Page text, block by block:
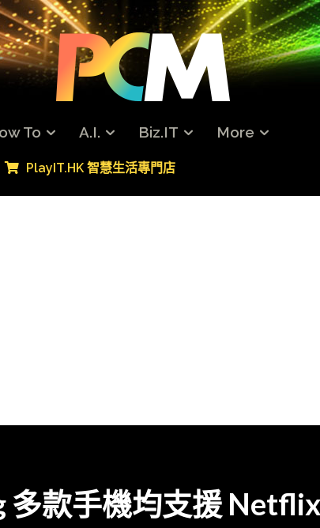
To A.I. Biz.IT More
PlayIT.HK 智慧生活專門店
多款手機均支援